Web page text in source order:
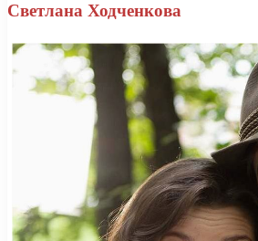
Светлана Ходченкова